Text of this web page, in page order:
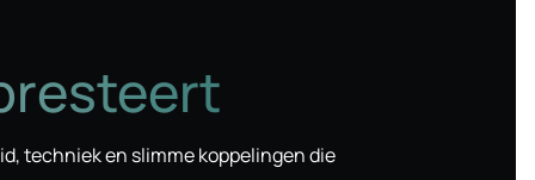
techniek en slimme koppelingen die